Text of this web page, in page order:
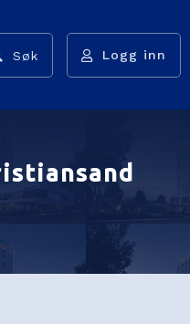
Søk Logg inn